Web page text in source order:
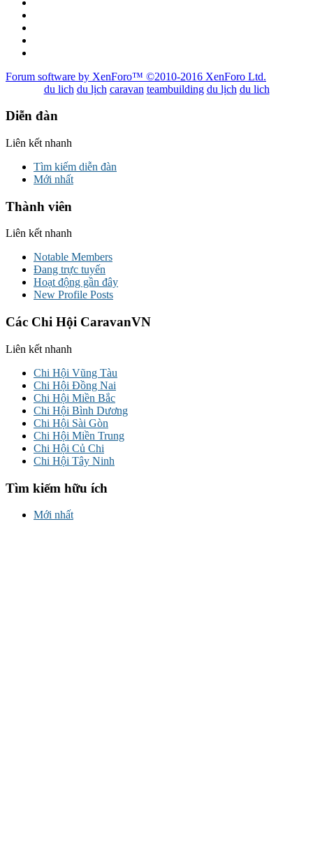
Forum software by XenForo™ ©2010-2016 XenForo Ltd.
du lich du lịch caravan teambuilding du lịch du lich
Diễn đàn
Liên kết nhanh
Tìm kiếm diễn đàn
Mới nhất
Thành viên
Liên kết nhanh
Notable Members
Đang trực tuyến
Hoạt động gần đây
New Profile Posts
Các Chi Hội CaravanVN
Liên kết nhanh
Chi Hội Vũng Tàu
Chi Hội Đồng Nai
Chi Hội Miền Bắc
Chi Hội Bình Dương
Chi Hội Sài Gòn
Chi Hội Miền Trung
Chi Hội Củ Chi
Chi Hội Tây Ninh
Tìm kiếm hữu ích
Mới nhất